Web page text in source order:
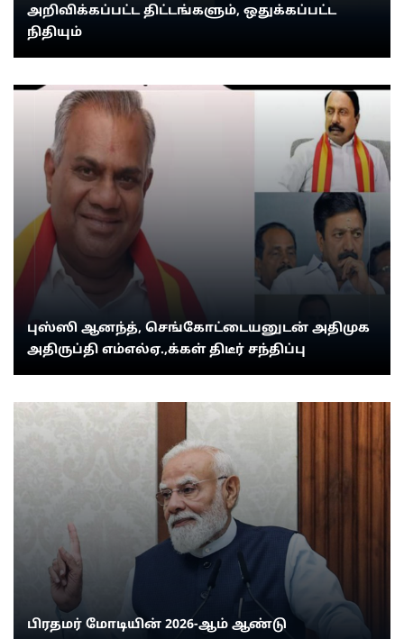
அறிவிக்கப்பட்ட திட்டங்களும், ஒதுக்கப்பட்ட
நிதியும்
புஸ்ஸி ஆனந்த், செங்கோட்டையனுடன் அதிமுக
அதிருப்தி எம்எல்ஏ.,க்கள் திடீர் சந்திப்பு
பிரதமர் மோடியின் 2026-ஆம் ஆண்டு